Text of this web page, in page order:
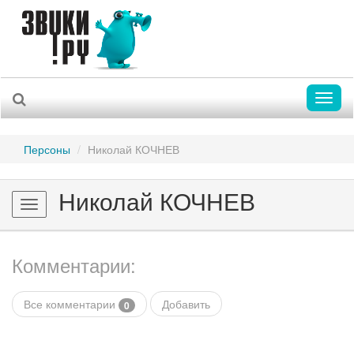
Персоны Николай КОЧНЕВ
Toggle
navigation
Николай КОЧНЕВ
Комментарии:
Все комментарии 0 Добавить